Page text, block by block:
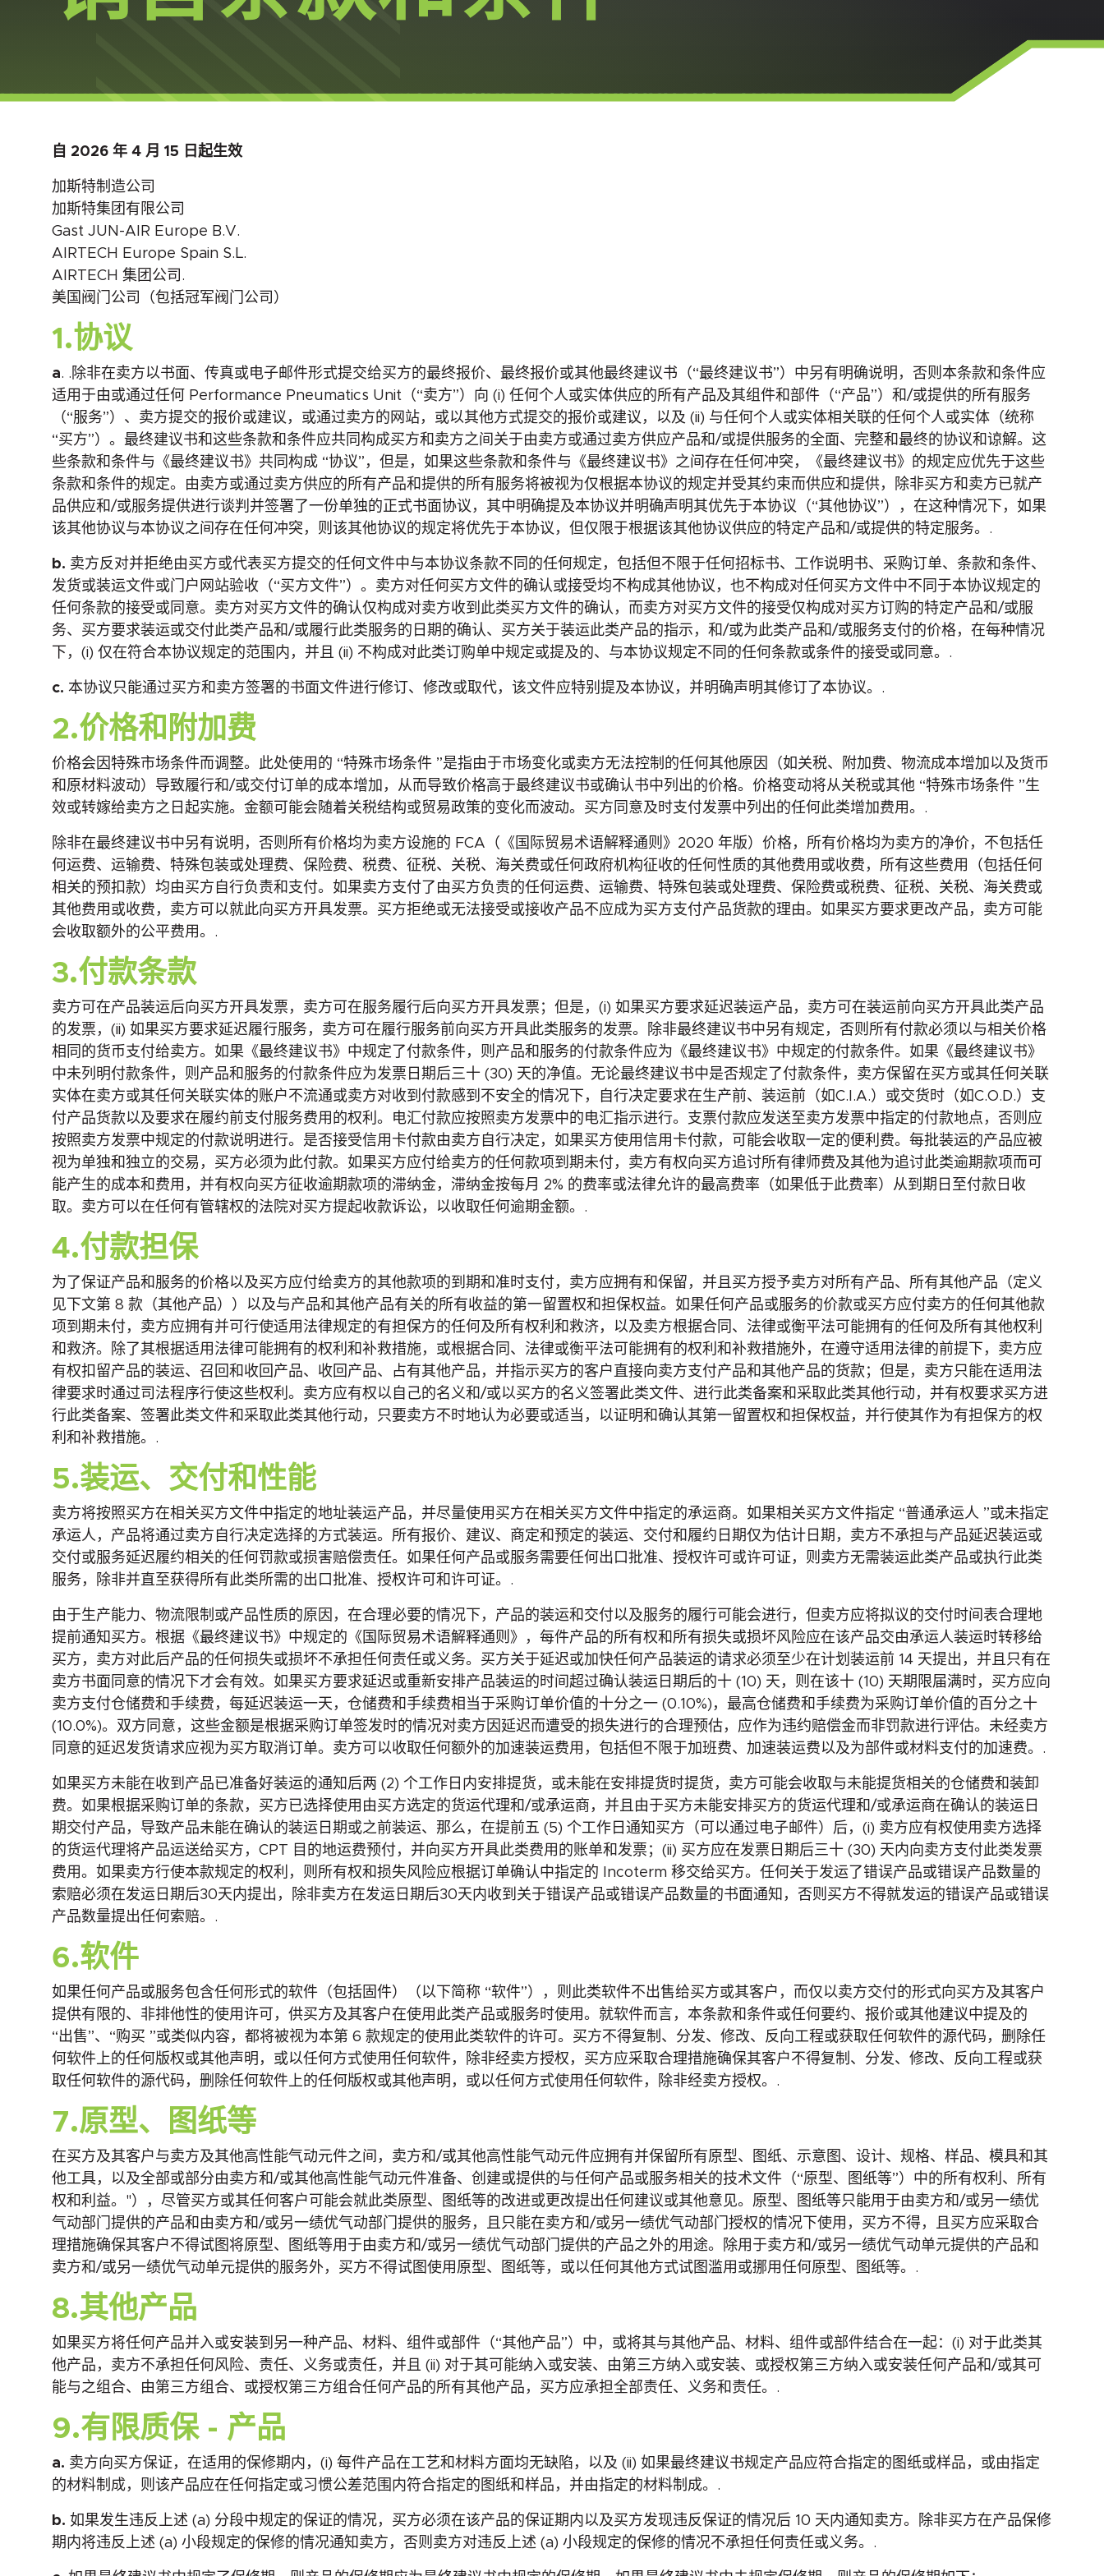
自 2026 年 4 月 15 日起生效
加斯特制造公司
加斯特集团有限公司
Gast JUN-AIR Europe B.V.
AIRTECH Europe Spain S.L.
AIRTECH 集团公司.
美国阀门公司（包括冠军阀门公司）
1.协议
a. .除非在卖方以书面、传真或电子邮件形式提交给买方的最终报价、最终报价或其他最终建议书（“最终建议书”）中另有明确说明，否则本条款和条件应
适用于由或通过任何 Performance Pneumatics Unit（“卖方”）向 (i) 任何个人或实体供应的所有产品及其组件和部件（“产品”）和/或提供的所有服务
（“服务”）、卖方提交的报价或建议，或通过卖方的网站，或以其他方式提交的报价或建议，以及 (ii) 与任何个人或实体相关联的任何个人或实体（统称
“买方”）。最终建议书和这些条款和条件应共同构成买方和卖方之间关于由卖方或通过卖方供应产品和/或提供服务的全面、完整和最终的协议和谅解。这
些条款和条件与《最终建议书》共同构成 “协议”，但是，如果这些条款和条件与《最终建议书》之间存在任何冲突，《最终建议书》的规定应优先于这些
条款和条件的规定。由卖方或通过卖方供应的所有产品和提供的所有服务将被视为仅根据本协议的规定并受其约束而供应和提供，除非买方和卖方已就产
品供应和/或服务提供进行谈判并签署了一份单独的正式书面协议，其中明确提及本协议并明确声明其优先于本协议（“其他协议”），在这种情况下，如果
该其他协议与本协议之间存在任何冲突，则该其他协议的规定将优先于本协议，但仅限于根据该其他协议供应的特定产品和/或提供的特定服务。.
b. 卖方反对并拒绝由买方或代表买方提交的任何文件中与本协议条款不同的任何规定，包括但不限于任何招标书、工作说明书、采购订单、条款和条件、
发货或装运文件或门户网站验收（“买方文件”）。卖方对任何买方文件的确认或接受均不构成其他协议，也不构成对任何买方文件中不同于本协议规定的
任何条款的接受或同意。卖方对买方文件的确认仅构成对卖方收到此类买方文件的确认，而卖方对买方文件的接受仅构成对买方订购的特定产品和/或服
务、买方要求装运或交付此类产品和/或履行此类服务的日期的确认、买方关于装运此类产品的指示，和/或为此类产品和/或服务支付的价格，在每种情况
下，(i) 仅在符合本协议规定的范围内，并且 (ii) 不构成对此类订购单中规定或提及的、与本协议规定不同的任何条款或条件的接受或同意。.
c. 本协议只能通过买方和卖方签署的书面文件进行修订、修改或取代，该文件应特别提及本协议，并明确声明其修订了本协议。.
2.价格和附加费
价格会因特殊市场条件而调整。此处使用的 “特殊市场条件 ”是指由于市场变化或卖方无法控制的任何其他原因（如关税、附加费、物流成本增加以及货币
和原材料波动）导致履行和/或交付订单的成本增加，从而导致价格高于最终建议书或确认书中列出的价格。价格变动将从关税或其他 “特殊市场条件 ”生
效或转嫁给卖方之日起实施。金额可能会随着关税结构或贸易政策的变化而波动。买方同意及时支付发票中列出的任何此类增加费用。.
除非在最终建议书中另有说明，否则所有价格均为卖方设施的 FCA（《国际贸易术语解释通则》2020 年版）价格，所有价格均为卖方的净价，不包括任
何运费、运输费、特殊包装或处理费、保险费、税费、征税、关税、海关费或任何政府机构征收的任何性质的其他费用或收费，所有这些费用（包括任何
相关的预扣款）均由买方自行负责和支付。如果卖方支付了由买方负责的任何运费、运输费、特殊包装或处理费、保险费或税费、征税、关税、海关费或
其他费用或收费，卖方可以就此向买方开具发票。买方拒绝或无法接受或接收产品不应成为买方支付产品货款的理由。如果买方要求更改产品，卖方可能
会收取额外的公平费用。.
3.付款条款
卖方可在产品装运后向买方开具发票，卖方可在服务履行后向买方开具发票；但是，(i) 如果买方要求延迟装运产品，卖方可在装运前向买方开具此类产品
的发票，(ii) 如果买方要求延迟履行服务，卖方可在履行服务前向买方开具此类服务的发票。除非最终建议书中另有规定，否则所有付款必须以与相关价格
相同的货币支付给卖方。如果《最终建议书》中规定了付款条件，则产品和服务的付款条件应为《最终建议书》中规定的付款条件。如果《最终建议书》
中未列明付款条件，则产品和服务的付款条件应为发票日期后三十 (30) 天的净值。无论最终建议书中是否规定了付款条件，卖方保留在买方或其任何关联
实体在卖方或其任何关联实体的账户不流通或卖方对收到付款感到不安全的情况下，自行决定要求在生产前、装运前（如C.I.A.）或交货时（如C.O.D.）支
付产品货款以及要求在履约前支付服务费用的权利。电汇付款应按照卖方发票中的电汇指示进行。支票付款应发送至卖方发票中指定的付款地点，否则应
按照卖方发票中规定的付款说明进行。是否接受信用卡付款由卖方自行决定，如果买方使用信用卡付款，可能会收取一定的便利费。每批装运的产品应被
视为单独和独立的交易，买方必须为此付款。如果买方应付给卖方的任何款项到期未付，卖方有权向买方追讨所有律师费及其他为追讨此类逾期款项而可
能产生的成本和费用，并有权向买方征收逾期款项的滞纳金，滞纳金按每月 2% 的费率或法律允许的最高费率（如果低于此费率）从到期日至付款日收
取。卖方可以在任何有管辖权的法院对买方提起收款诉讼，以收取任何逾期金额。.
4.付款担保
为了保证产品和服务的价格以及买方应付给卖方的其他款项的到期和准时支付，卖方应拥有和保留，并且买方授予卖方对所有产品、所有其他产品（定义
见下文第 8 款（其他产品））以及与产品和其他产品有关的所有收益的第一留置权和担保权益。如果任何产品或服务的价款或买方应付卖方的任何其他款
项到期未付，卖方应拥有并可行使适用法律规定的有担保方的任何及所有权利和救济，以及卖方根据合同、法律或衡平法可能拥有的任何及所有其他权利
和救济。除了其根据适用法律可能拥有的权利和补救措施，或根据合同、法律或衡平法可能拥有的权利和补救措施外，在遵守适用法律的前提下，卖方应
有权扣留产品的装运、召回和收回产品、收回产品、占有其他产品，并指示买方的客户直接向卖方支付产品和其他产品的货款；但是，卖方只能在适用法
律要求时通过司法程序行使这些权利。卖方应有权以自己的名义和/或以买方的名义签署此类文件、进行此类备案和采取此类其他行动，并有权要求买方进
行此类备案、签署此类文件和采取此类其他行动，只要卖方不时地认为必要或适当，以证明和确认其第一留置权和担保权益，并行使其作为有担保方的权
利和补救措施。.
5.装运、交付和性能
卖方将按照买方在相关买方文件中指定的地址装运产品，并尽量使用买方在相关买方文件中指定的承运商。如果相关买方文件指定 “普通承运人 ”或未指定
承运人，产品将通过卖方自行决定选择的方式装运。所有报价、建议、商定和预定的装运、交付和履约日期仅为估计日期，卖方不承担与产品延迟装运或
交付或服务延迟履约相关的任何罚款或损害赔偿责任。如果任何产品或服务需要任何出口批准、授权许可或许可证，则卖方无需装运此类产品或执行此类
服务，除非并直至获得所有此类所需的出口批准、授权许可和许可证。.
由于生产能力、物流限制或产品性质的原因，在合理必要的情况下，产品的装运和交付以及服务的履行可能会进行，但卖方应将拟议的交付时间表合理地
提前通知买方。根据《最终建议书》中规定的《国际贸易术语解释通则》，每件产品的所有权和所有损失或损坏风险应在该产品交由承运人装运时转移给
买方，卖方对此后产品的任何损失或损坏不承担任何责任或义务。买方关于延迟或加快任何产品装运的请求必须至少在计划装运前 14 天提出，并且只有在
卖方书面同意的情况下才会有效。如果买方要求延迟或重新安排产品装运的时间超过确认装运日期后的十 (10) 天，则在该十 (10) 天期限届满时，买方应向
卖方支付仓储费和手续费，每延迟装运一天，仓储费和手续费相当于采购订单价值的十分之一 (0.10%)，最高仓储费和手续费为采购订单价值的百分之十
(10.0%)。双方同意，这些金额是根据采购订单签发时的情况对卖方因延迟而遭受的损失进行的合理预估，应作为违约赔偿金而非罚款进行评估。未经卖方
同意的延迟发货请求应视为买方取消订单。卖方可以收取任何额外的加速装运费用，包括但不限于加班费、加速装运费以及为部件或材料支付的加速费。.
如果买方未能在收到产品已准备好装运的通知后两 (2) 个工作日内安排提货，或未能在安排提货时提货，卖方可能会收取与未能提货相关的仓储费和装卸
费。如果根据采购订单的条款，买方已选择使用由买方选定的货运代理和/或承运商，并且由于买方未能安排买方的货运代理和/或承运商在确认的装运日
期交付产品，导致产品未能在确认的装运日期或之前装运、那么，在提前五 (5) 个工作日通知买方（可以通过电子邮件）后，(i) 卖方应有权使用卖方选择
的货运代理将产品运送给买方，CPT 目的地运费预付，并向买方开具此类费用的账单和发票；(ii) 买方应在发票日期后三十 (30) 天内向卖方支付此类发票
费用。如果卖方行使本款规定的权利，则所有权和损失风险应根据订单确认中指定的 Incoterm 移交给买方。任何关于发运了错误产品或错误产品数量的
索赔必须在发运日期后30天内提出，除非卖方在发运日期后30天内收到关于错误产品或错误产品数量的书面通知，否则买方不得就发运的错误产品或错误
产品数量提出任何索赔。.
6.软件
如果任何产品或服务包含任何形式的软件（包括固件）（以下简称 “软件”），则此类软件不出售给买方或其客户，而仅以卖方交付的形式向买方及其客户
提供有限的、非排他性的使用许可，供买方及其客户在使用此类产品或服务时使用。就软件而言，本条款和条件或任何要约、报价或其他建议中提及的
“出售”、“购买 ”或类似内容，都将被视为本第 6 款规定的使用此类软件的许可。买方不得复制、分发、修改、反向工程或获取任何软件的源代码，删除任
何软件上的任何版权或其他声明，或以任何方式使用任何软件，除非经卖方授权，买方应采取合理措施确保其客户不得复制、分发、修改、反向工程或获
取任何软件的源代码，删除任何软件上的任何版权或其他声明，或以任何方式使用任何软件，除非经卖方授权。.
7.原型、图纸等
在买方及其客户与卖方及其他高性能气动元件之间，卖方和/或其他高性能气动元件应拥有并保留所有原型、图纸、示意图、设计、规格、样品、模具和其
他工具，以及全部或部分由卖方和/或其他高性能气动元件准备、创建或提供的与任何产品或服务相关的技术文件（“原型、图纸等”）中的所有权利、所有
权和利益。"），尽管买方或其任何客户可能会就此类原型、图纸等的改进或更改提出任何建议或其他意见。原型、图纸等只能用于由卖方和/或另一绩优
气动部门提供的产品和由卖方和/或另一绩优气动部门提供的服务，且只能在卖方和/或另一绩优气动部门授权的情况下使用，买方不得，且买方应采取合
理措施确保其客户不得试图将原型、图纸等用于由卖方和/或另一绩优气动部门提供的产品之外的用途。除用于卖方和/或另一绩优气动单元提供的产品和
卖方和/或另一绩优气动单元提供的服务外，买方不得试图使用原型、图纸等，或以任何其他方式试图滥用或挪用任何原型、图纸等。.
8.其他产品
如果买方将任何产品并入或安装到另一种产品、材料、组件或部件（“其他产品”）中，或将其与其他产品、材料、组件或部件结合在一起：(i) 对于此类其
他产品，卖方不承担任何风险、责任、义务或责任，并且 (ii) 对于其可能纳入或安装、由第三方纳入或安装、或授权第三方纳入或安装任何产品和/或其可
能与之组合、由第三方组合、或授权第三方组合任何产品的所有其他产品，买方应承担全部责任、义务和责任。.
9.有限质保 - 产品
a. 卖方向买方保证，在适用的保修期内，(i) 每件产品在工艺和材料方面均无缺陷，以及 (ii) 如果最终建议书规定产品应符合指定的图纸或样品，或由指定
的材料制成，则该产品应在任何指定或习惯公差范围内符合指定的图纸和样品，并由指定的材料制成。.
b. 如果发生违反上述 (a) 分段中规定的保证的情况，买方必须在该产品的保证期内以及买方发现违反保证的情况后 10 天内通知卖方。除非买方在产品保修
期内将违反上述 (a) 小段规定的保修的情况通知卖方，否则卖方对违反上述 (a) 小段规定的保修的情况不承担任何责任或义务。.